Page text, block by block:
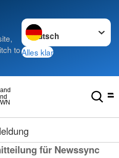
to
Sprache wechseln zu
Alles klar
für Newssync